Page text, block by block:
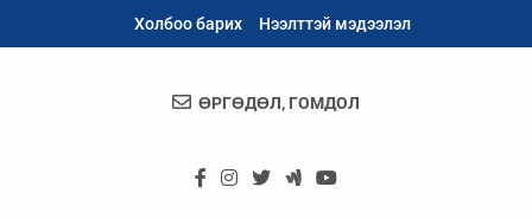
Холбоо барих Нээлттэй мэдээлэл
Архангай
ӨРГӨДӨЛ, ГОМДОЛ